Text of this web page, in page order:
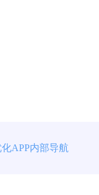
APP内部导航